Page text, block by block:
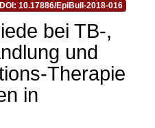
DOI: 10.17886/EpiBull-2018-016
bei TB-,
und
Therapie
in